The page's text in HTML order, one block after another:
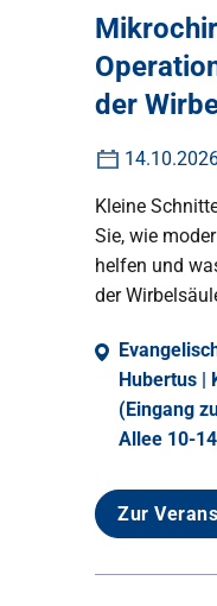
der
Kleine
Sie, wie
helfen und
der
Hubertus |
(Eingang
Allee 10-
Zur